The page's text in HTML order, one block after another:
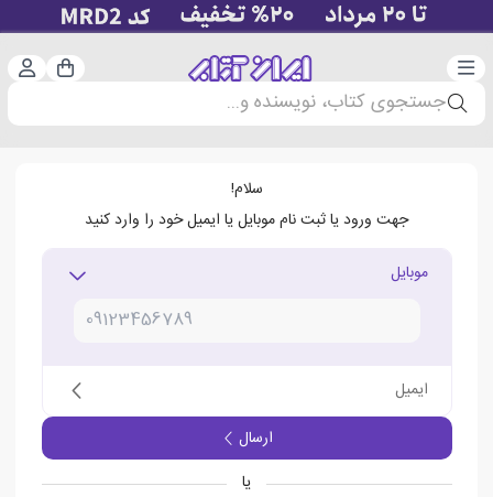
دسته‌بندی سبد
جستجوی کتاب، نویسنده و...
سلام!
جهت ورود یا ثبت نام موبایل یا ایمیل خود را وارد کنید
موبایل
ایمیل
ارسال
یا